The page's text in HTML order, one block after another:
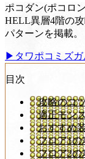
ポコダン(ポコロ
HELL異層4階の
パターンを掲載。
▶︎タワポコミズ
目次
攻略のコ
適正モン
おすすめ
フロア1の
フロア2の